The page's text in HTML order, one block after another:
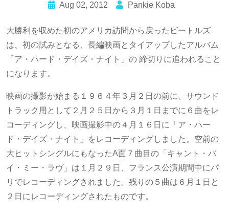
Aug 02, 2012 Pankie Koba
大勝利を収めた初のアメリカ訪問から戻ったビートルズ
は、初の試みとなる、長編映画とタイアップしたアルバム
「ア・ハード・デイズ・ナイト」の 締切りに追われること
になります。
映画の撮影が始まる１９６４年３月２日の前に、サウンド
トラック用として２月２５日から３月１日までに６曲をレ
コーディングし、映画撮影中の４月１６日に「ア・ハー
ド・デイズ・ナイト」をレコーディングしました。空前の
大ヒットシングルにもなったA面７曲目の「キャント・バ
イ・ミー・ラヴ」は１月２９日、フランス公演期間中にパ
リでレコーディングされました。残りの５曲は６月１日と
２日にレコーディングされたものです。